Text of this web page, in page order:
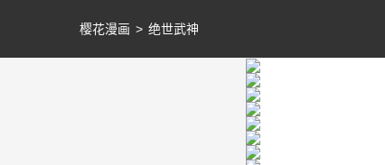
樱花漫画 > 绝世武神